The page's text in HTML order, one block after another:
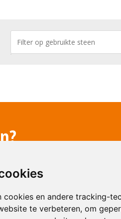
cookies en andere tracking-
te verbeteren, om